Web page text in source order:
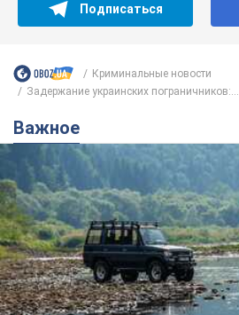
Подписаться
Криминальные новости
Задержание украинских пограничников:...
Важное